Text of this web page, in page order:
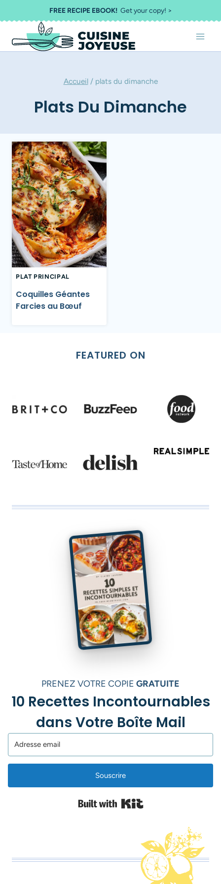
au
contenu
FREE RECIPE EBOOK!Get your copy! >
Accueil / plats du dimanche
Plats Du Dimanche
PLAT PRINCIPAL
Coquilles Géantes
Farcies au Bœuf
FEATURED ON
PRENEZ VOTRE COPIE GRATUITE
10 Recettes Incontournables
dans Votre Boîte Mail
Souscrire
Built with Kit